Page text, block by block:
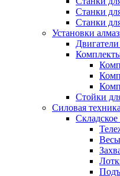
Станки
Станки
Установки
Стойки
Силовая техника
Весы